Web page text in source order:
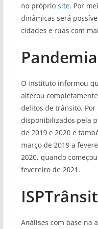
no próprio site. Por
dinâmicas será
cidades e ruas com
Pandemia
O instituto informou
alterou
delitos de trânsito.
disponibilizados pela
de 2019 e 2020 e
março de 2019 a
2020, quando
fevereiro de 2021.
Análises com base na